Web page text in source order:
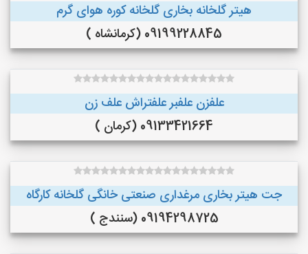
هیتر گلخانه بخاری گلخانه کوره هوای گرم
09199228845 (کرمانشاه )
علفزن علفبر علفتراش علف زن
09133421664 (کرمان )
جت هیتر بخاری مرغداری صنعتی خانگی گلخانه کارگاه
09194298725 (سنندج )